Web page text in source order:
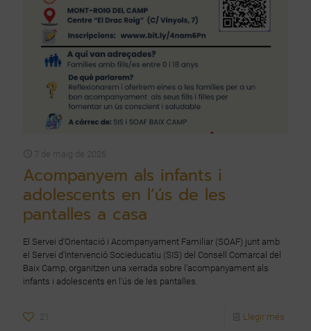
7 de maig de 2026
Acompanyem als infants i
adolescents en l’ús de les
pantalles a casa
El Servei d'Orientació i Acompanyament Familiar (SOAF) junt amb
el Servei d'Intervenció Socieducatiu (SIS) del Consell Comarcal del
Baix Camp, organitzen una xerrada sobre l'acompanyament als
infants i adolescents en l'ús de les pantalles.
21 Llegir més